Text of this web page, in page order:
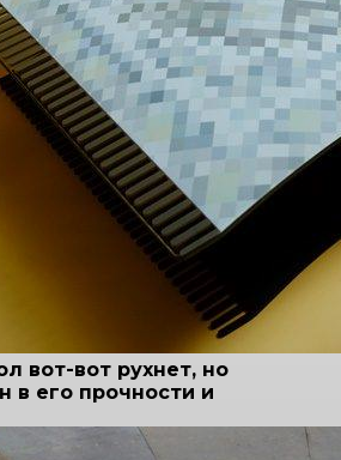
вот-вот рухнет, но
в его прочности и